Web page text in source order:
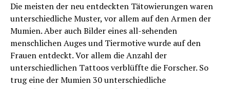
Die meisten der neu entdeckten Tätowierungen waren
unterschiedliche Muster, vor allem auf den Armen der
Mumien. Aber auch Bilder eines all-sehenden
menschlichen Auges und Tiermotive wurde auf den
Frauen entdeckt. Vor allem die Anzahl der
unterschiedlichen Tattoos verblüffte die Forscher. So
trug eine der Mumien 30 unterschiedliche